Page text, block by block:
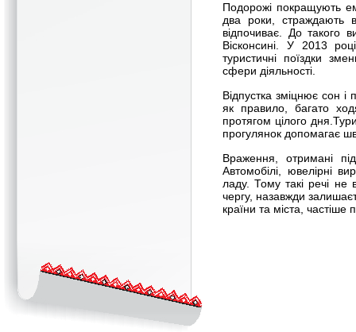
Подорожі покращують
два роки, страждають
відпочиває. До такого
Вісконсині. У 2013
туристичні поїздки
сфери діяльності.
Відпустка зміцнює сон
як правило, багато
протягом цілого
прогулянок допомагає
Враження, отримані
Автомобілі, ювелірні
ладу. Тому такі речі
чергу, назавжди
країни та міста,